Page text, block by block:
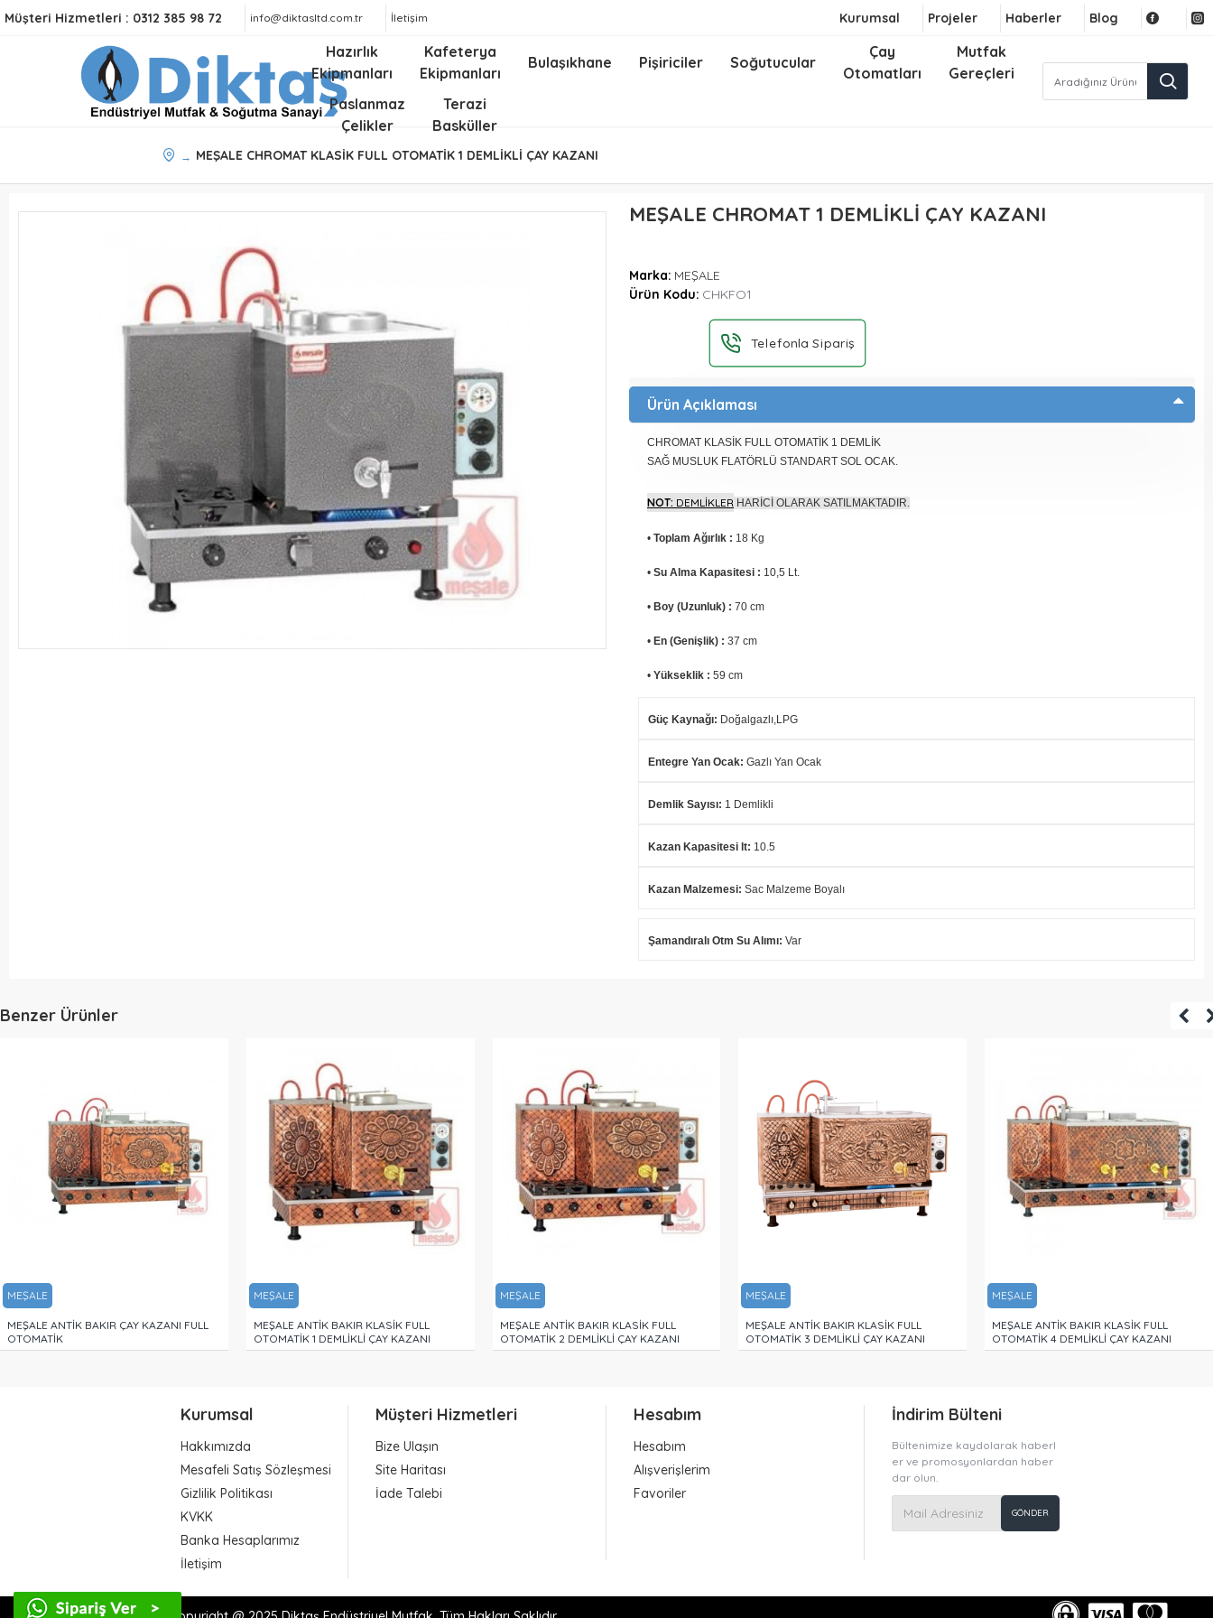
Müşteri Hizmetleri : 0312 385 98 72 info@diktasltd.com.tr İletişim Kurumsal Projeler Haberler Blog
Hazırlık
Ekipmanları
Kafeterya
Ekipmanları
Bulaşıkhane Pişiriciler Soğutucular
Çay
Otomatları
Mutfak
Gereçleri
Paslanmaz
Çelikler
Terazi
Basküller
MEŞALE CHROMAT KLASİK FULL OTOMATİK 1 DEMLİKLİ ÇAY KAZANI
MEŞALE CHROMAT 1 DEMLİKLİ ÇAY KAZANI
Marka: MEŞALE
Ürün Kodu: CHKFO1
Telefonla Sipariş
Ürün Açıklaması
CHROMAT KLASİK FULL OTOMATİK 1 DEMLİK
SAĞ MUSLUK FLATÖRLÜ STANDART SOL OCAK.
NOT: DEMLİKLER HARİCİ OLARAK SATILMAKTADIR.
• Toplam Ağırlık : 18 Kg
• Su Alma Kapasitesi : 10,5 Lt.
• Boy (Uzunluk) : 70 cm
• En (Genişlik) : 37 cm
• Yükseklik : 59 cm
Güç Kaynağı: Doğalgazlı,LPG
Entegre Yan Ocak: Gazlı Yan Ocak
Demlik Sayısı: 1 Demlikli
Kazan Kapasitesi lt: 10.5
Kazan Malzemesi: Sac Malzeme Boyalı
Şamandıralı Otm Su Alımı: Var
Benzer Ürünler
FULL
MEŞALE ANTİK BAKIR KLASİK FULL
OTOMATİK 1 DEMLİKLİ ÇAY KAZANI
MEŞALE ANTİK BAKIR KLASİK FULL
OTOMATİK 2 DEMLİKLİ ÇAY KAZANI
MEŞALE ANTİK BAKIR KLASİK FULL
OTOMATİK 3 DEMLİKLİ ÇAY KAZANI
MEŞALE ANTİK BAKIR KLASİK FULL
OTOMATİK 4 DEMLİKLİ ÇAY KAZANI
MEŞALE ANTİK BAKIR
OTOMATİK 5 DEMLİKLİ ÇAY
Kurumsal
Hakkımızda
Mesafeli Satış Sözleşmesi
Gizlilik Politikası
KVKK
Banka Hesaplarımız
İletişim
Müşteri Hizmetleri
Bize Ulaşın
Site Haritası
İade Talebi
Hesabım
Hesabım
Alışverişlerim
Favoriler
İndirim Bülteni
Bültenimize kaydolarak haberl
er ve promosyonlardan haber
dar olun.
GÖNDER